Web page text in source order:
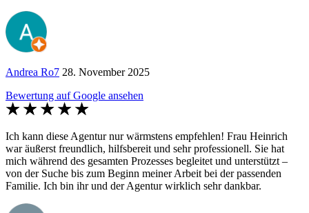
Andrea Ro7 28. November 2025
Bewertung auf Google ansehen
Ich kann diese Agentur nur wärmstens empfehlen! Frau Heinrich
war äußerst freundlich, hilfsbereit und sehr professionell. Sie hat
mich während des gesamten Prozesses begleitet und unterstützt –
von der Suche bis zum Beginn meiner Arbeit bei der passenden
Familie. Ich bin ihr und der Agentur wirklich sehr dankbar.